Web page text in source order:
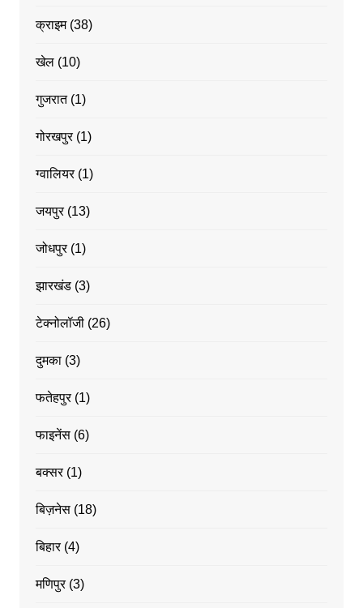
क्राइम(38)
खेल(10)
गुजरात(1)
गोरखपुर(1)
ग्वालियर(1)
जयपुर(13)
जोधपुर(1)
झारखंड(3)
टेक्नोलॉजी(26)
दुमका(3)
फतेहपुर(1)
फाइनेंस(6)
बक्सर(1)
बिज़नेस(18)
बिहार(4)
मणिपुर(3)